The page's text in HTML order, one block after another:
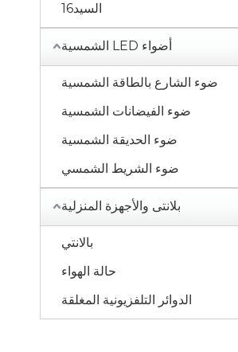
السيد16
أضواء LED الشمسية
ضوء الشارع بالطاقة الشمسية
ضوء الفيضانات الشمسية
ضوء الحديقة الشمسية
ضوء الشريط الشمسي
بلانتى والأجهزة المنزلية
بالانتي
حالة الهواء
الدوائر التلفزيونية المغلقة